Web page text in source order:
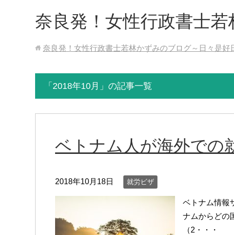
奈良発！女性行政書士
奈良発！女性行政書士若林かずみのブログ～日々是好
「2018年10月」の記事一覧
ベトナム人が海外での
2018年10月18日 就労ビザ
ベトナム情報
ナムからどの
（2・・・